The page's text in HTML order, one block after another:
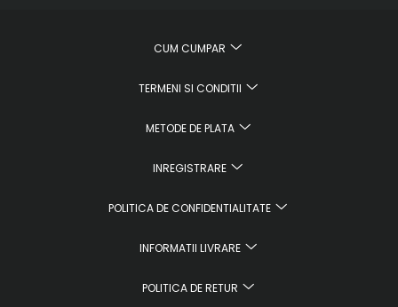
CUM CUMPAR
TERMENI SI CONDITII
METODE DE PLATA
INREGISTRARE
POLITICA DE CONFIDENTIALITATE
INFORMATII LIVRARE
POLITICA DE RETUR